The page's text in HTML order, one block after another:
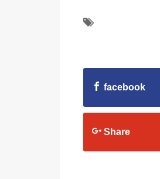
facebook
Share